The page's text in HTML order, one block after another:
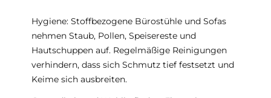
Hygiene: Stoffbezogene Bürostühle und Sofas
nehmen Staub, Pollen, Speisereste und
Hautschuppen auf. Regelmäßige Reinigungen
verhindern, dass sich Schmutz tief festsetzt und
Keime sich ausbreiten.